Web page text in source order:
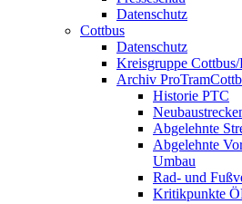
Datenschutz
Cottbus
Datenschutz
Kreisgruppe
Archiv
Historie PTC
Abgelehnte
Abgelehnte
Umbau
Rad- und
Kritikpunkte